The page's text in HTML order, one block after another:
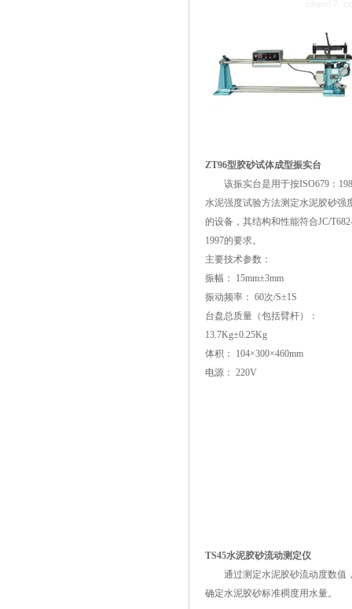
ZT96型胶砂试体成型振实台
该振实台是用于按ISO679：
水泥强度试验方法测定水泥胶砂强
的设备，其结构和性能符合JC/
1997的要求。
主要技术参数：
振幅： 15mm±3mm
振动频率： 60次/S±1S
台盘总质量（包括臂杆）：
13.7Kg±0.25Kg
体积： 104×300×460mm
电源： 220V
TS45水泥胶砂流动测定仪
通过测定水泥胶砂流动度数值
确定水泥胶砂标准稠度用水量。